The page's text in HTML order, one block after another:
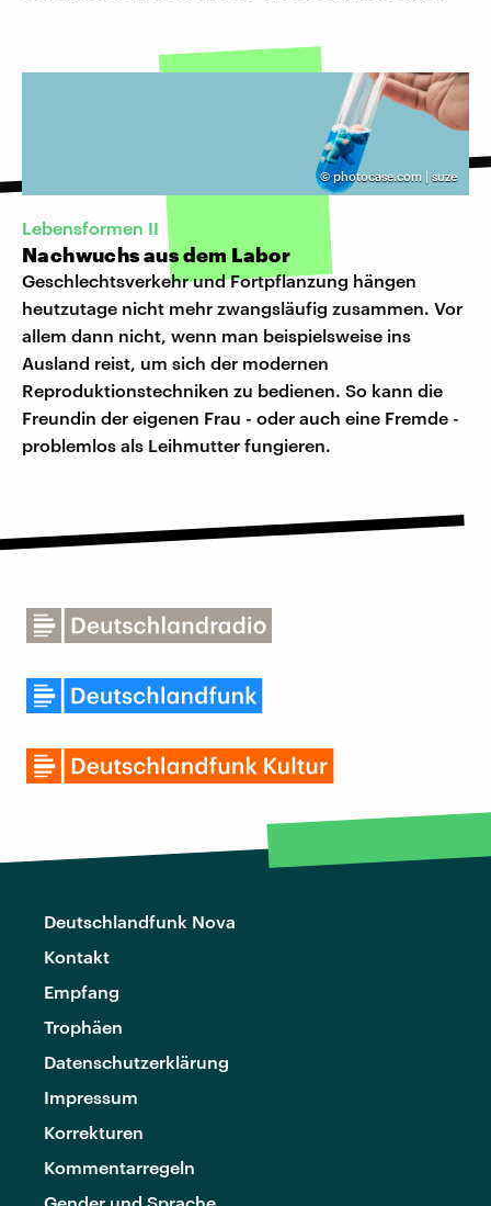
© photocase.com | suze
Lebensformen II
Nachwuchs aus dem Labor
Geschlechtsverkehr und Fortpflanzung hängen
heutzutage nicht mehr zwangsläufig zusammen. Vor
allem dann nicht, wenn man beispielsweise ins
Ausland reist, um sich der modernen
Reproduktionstechniken zu bedienen. So kann die
Freundin der eigenen Frau - oder auch eine Fremde -
problemlos als Leihmutter fungieren.
Deutschlandfunk Nova
Kontakt
Empfang
Trophäen
Datenschutzerklärung
Impressum
Korrekturen
Kommentarregeln